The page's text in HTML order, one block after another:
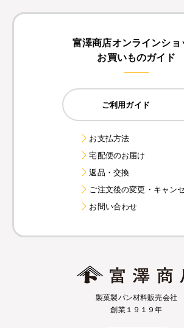
富澤商店オンラインショ
お買いものガイド
ご利用ガイド
お支払方法
宅配便のお届け
返品・交換
ご注文後の変更・キャン
お問い合わせ
製菓製パン材料販売会社
創業１９１９年